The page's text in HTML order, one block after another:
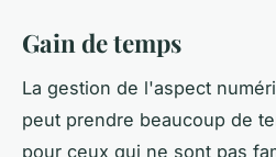
Gain de temps
La gestion de l'aspect
peut prendre beaucoup de
pour ceux qui ne sont pas